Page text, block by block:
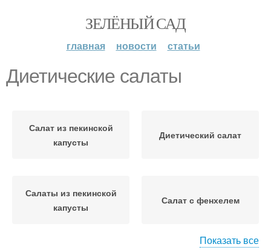
ЗЕЛЁНЫЙ САД
главная новости статьи
Диетические салаты
Салат из пекинской
капусты
Диетический салат
Салаты из пекинской
капусты
Салат с фенхелем
Показать все